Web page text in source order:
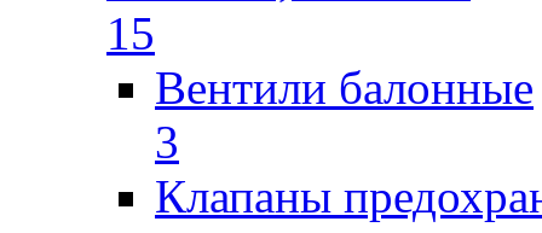
15
Вентили балонные
3
Клапаны